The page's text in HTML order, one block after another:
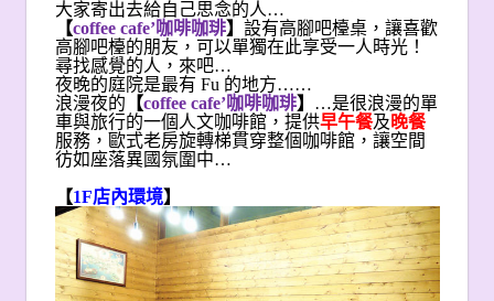
大家寄出去給自己思念的人…
【coffee cafe’咖啡咖琲】 設有高腳吧檯桌，讓喜歡
高腳吧檯的朋友，可以單獨在此享受一人時光！
尋找感覺的人，來吧…
夜晚的庭院是最有 Fu 的地方……
浪漫夜的 【coffee cafe’咖啡咖琲】 …是很浪漫的單
車與旅行的一個人文咖啡館，提供早午餐及 晚餐
服務，歐式老房旋轉梯貫穿整個咖啡館，讓空間
彷如座落異國氛圍中…
【1F店內環境】